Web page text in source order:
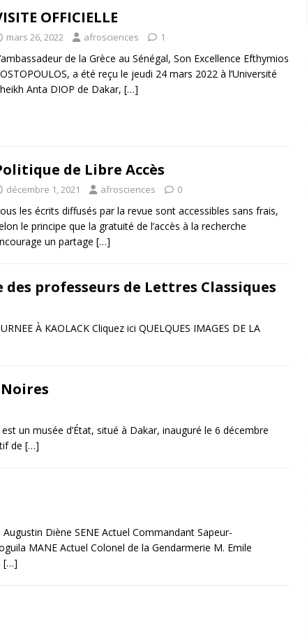
OFFICIELLE
mars 26, 2022 afrosciences 1
de la Grèce au Sénégal, Son Excellence Efthymios
a été reçu le jeudi 24 mars 2022 à l’Université
Anta DIOP de Dakar, […]
de Libre Accès
décembre 1, 2021 afrosciences 0
les écrits diffusés par la revue sont accessibles sans frais,
le principe que la gratuité de l’accès à la recherche
un partage […]
professeurs de Lettres Classiques
À KAOLACK Cliquez ici QUELQUES IMAGES DE LA
un musée d’État, situé à Dakar, inauguré le 6 décembre
de […]
Diène SENE Actuel Commandant Sapeur-
MANE Actuel Colonel de la Gendarmerie M. Emile
[…]